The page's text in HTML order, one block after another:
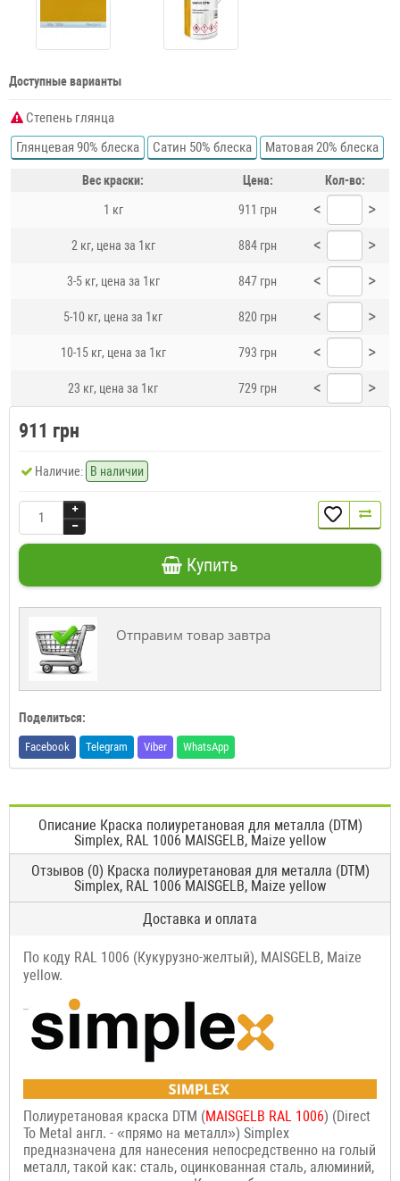
Доступные варианты
Степень глянца
Глянцевая 90% блеска
Сатин 50% блеска Матовая 20% блеска
Вес краски: Цена: Кол-во:
1 кг 911 грн < >
2 кг, цена за 1кг 884 грн < >
3-5 кг, цена за 1кг 847 грн < >
5-10 кг, цена за 1кг 820 грн < >
10-15 кг, цена за 1кг 793 грн < >
23 кг, цена за 1кг 729 грн < >
911 грн
Наличие: В наличии
Купить
Отправим товар завтра
Поделиться:
Facebook Telegram Viber WhatsApp
Описание Краска полиуретановая для металла (DTM)
Simplex, RAL 1006 MAISGELB, Maize yellow
Отзывов (0) Краска полиуретановая для металла (DTM)
Simplex, RAL 1006 MAISGELB, Maize yellow
Доставка и оплата
По коду RAL 1006 (Кукурузно-желтый), MAISGELB, Maize
yellow.
Полиуретановая краска DTM (MAISGELB RAL 1006) (Direct
To Metal англ. - «прямо на металл») Simplex
предназначена для нанесения непосредственно на голый
металл, такой как: сталь, оцинкованная сталь, алюминий,